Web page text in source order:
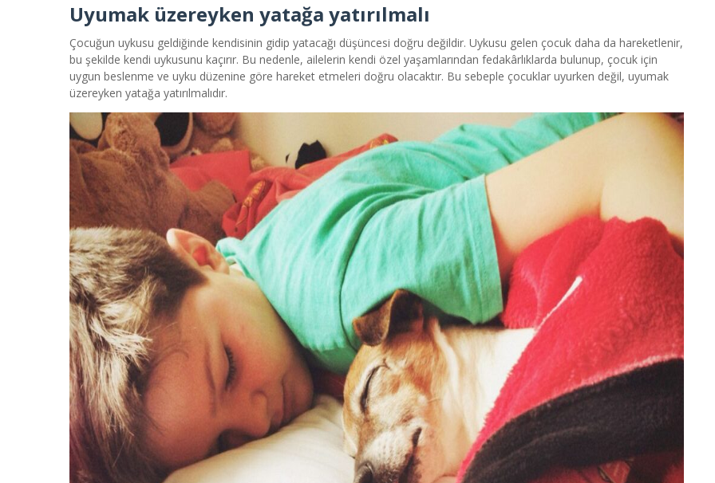
Uyumak üzereyken yatağa yatırılmalı
Çocuğun uykusu geldiğinde kendisinin gidip yatacağı düşüncesi doğru değildir. Uykusu gelen çocuk daha da hareketlenir,
bu şekilde kendi uykusunu kaçırır. Bu nedenle, ailelerin kendi özel yaşamlarından fedakârlıklarda bulunup, çocuk için
uygun beslenme ve uyku düzenine göre hareket etmeleri doğru olacaktır. Bu sebeple çocuklar uyurken değil, uyumak
üzereyken yatağa yatırılmalıdır.